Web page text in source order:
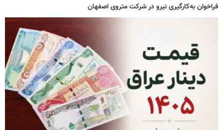
فراخوان به‌کارگیری نیرو در شرکت متروی اصفهان